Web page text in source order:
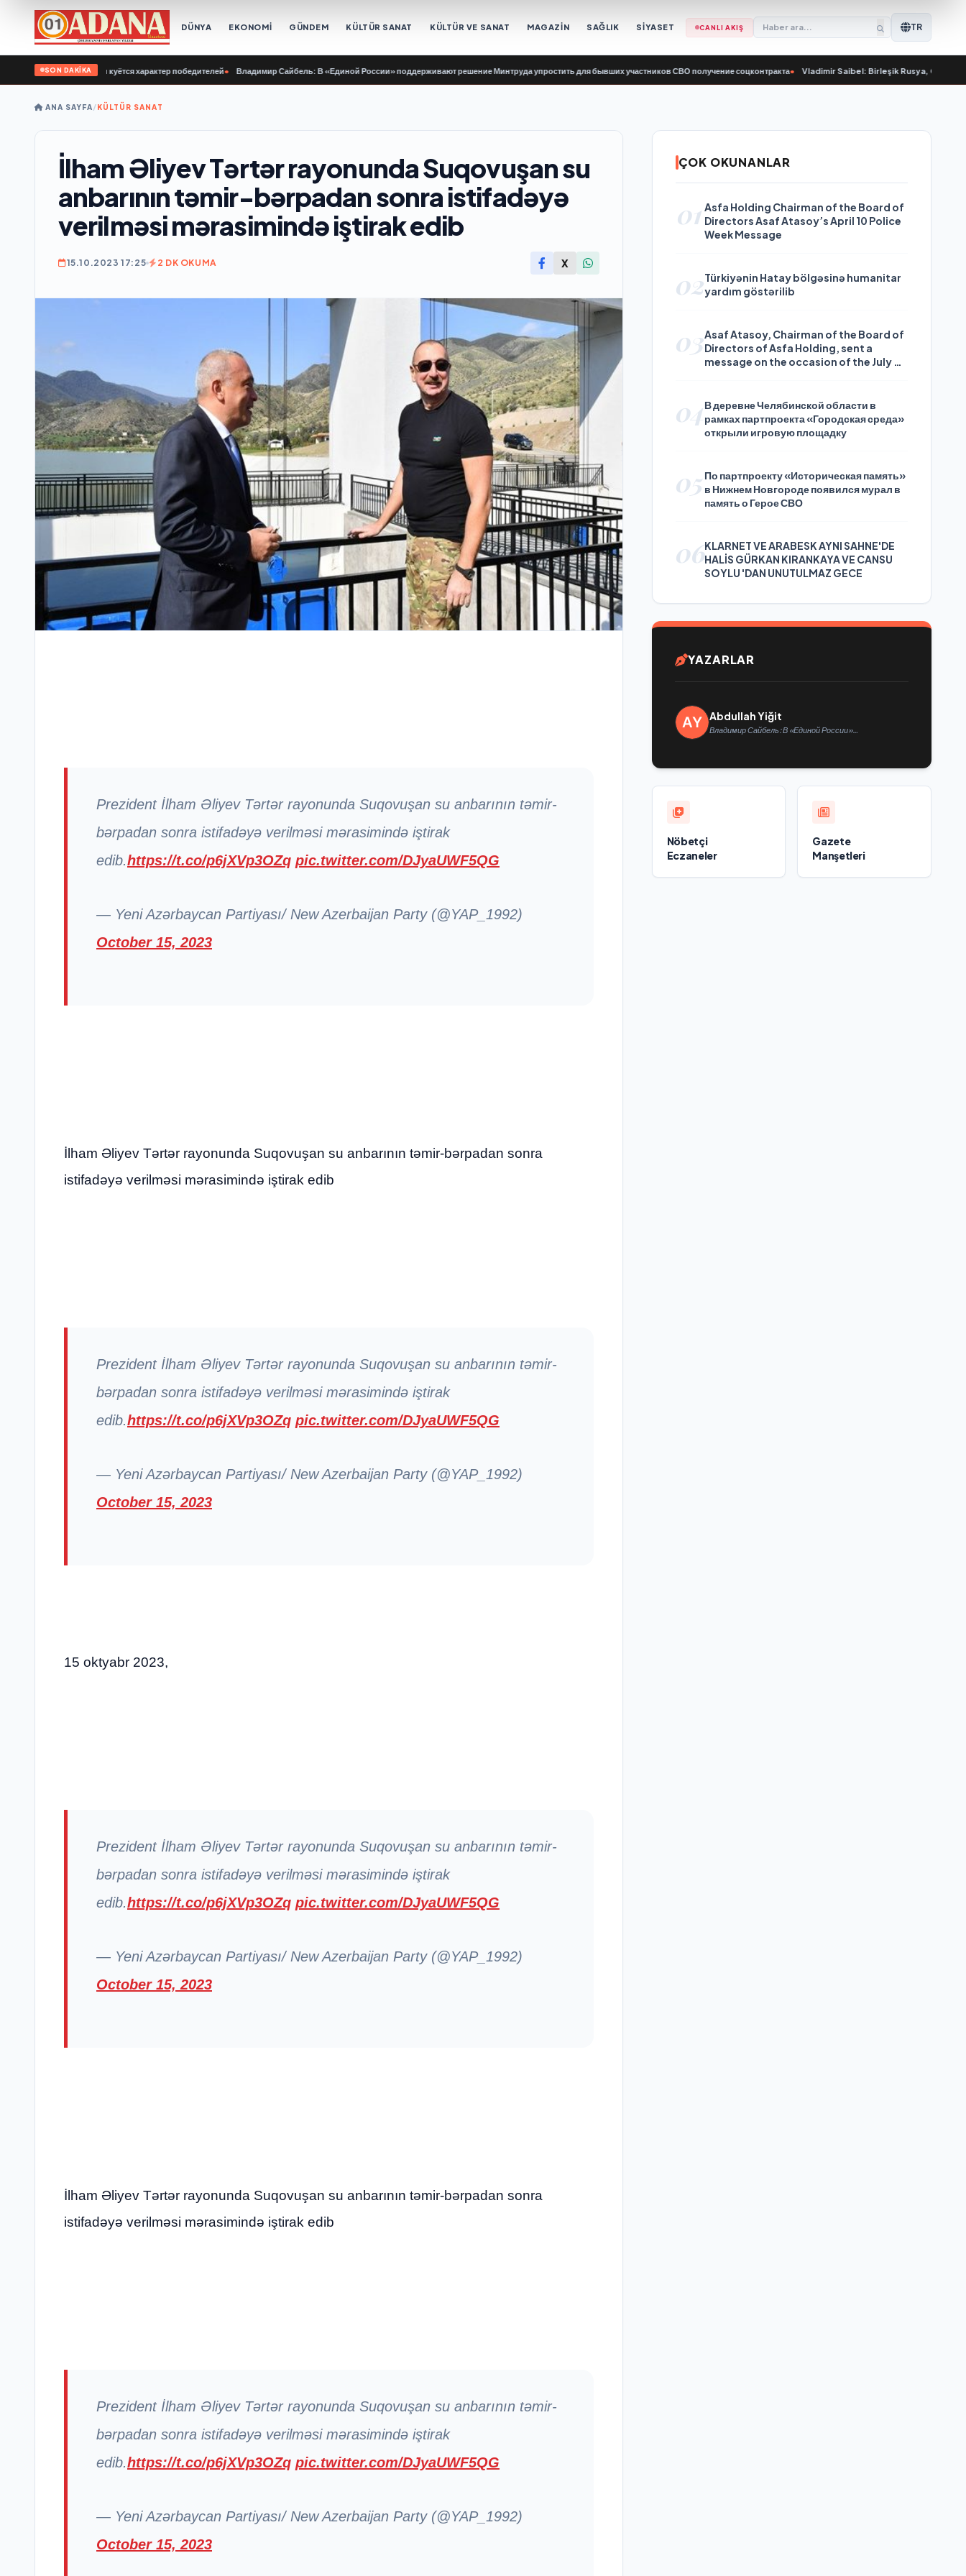
DÜNYA EKONOMİ GÜNDEM KÜLTÜR SANAT KÜLTÜR VE SANAT MAGAZİN SAĞLIK SİYASET CANLI AKIŞ TR
SON DAKİKA
нашей молодёжи куётся характер победителей• Владимир Сайбель: В «Единой России» поддерживают решение Минтруда упростить для бывших участников СВО получение соцконтракта• Vladimir Saibel: Birleşik Rusya, Çalışma
ANA SAYFA/KÜLTÜR SANAT
İlham Əliyev Tərtər rayonunda Suqovuşan su
anbarının təmir-bərpadan sonra istifadəyə
verilməsi mərasimində iştirak edib
15.10.2023 17:25 2 DK OKUMA X
Prezident İlham Əliyev Tərtər rayonunda Suqovuşan su anbarının təmir-
bərpadan sonra istifadəyə verilməsi mərasimində iştirak
edib.https://t.co/p6jXVp3OZq pic.twitter.com/DJyaUWF5QG
— Yeni Azərbaycan Partiyası/ New Azerbaijan Party (@YAP_1992)
October 15, 2023
İlham Əliyev Tərtər rayonunda Suqovuşan su anbarının təmir-bərpadan sonra
istifadəyə verilməsi mərasimində iştirak edib
Prezident İlham Əliyev Tərtər rayonunda Suqovuşan su anbarının təmir-
bərpadan sonra istifadəyə verilməsi mərasimində iştirak
edib.https://t.co/p6jXVp3OZq pic.twitter.com/DJyaUWF5QG
— Yeni Azərbaycan Partiyası/ New Azerbaijan Party (@YAP_1992)
October 15, 2023
15 oktyabr 2023,
Prezident İlham Əliyev Tərtər rayonunda Suqovuşan su anbarının təmir-
bərpadan sonra istifadəyə verilməsi mərasimində iştirak
edib.https://t.co/p6jXVp3OZq pic.twitter.com/DJyaUWF5QG
— Yeni Azərbaycan Partiyası/ New Azerbaijan Party (@YAP_1992)
October 15, 2023
İlham Əliyev Tərtər rayonunda Suqovuşan su anbarının təmir-bərpadan sonra
istifadəyə verilməsi mərasimində iştirak edib
Prezident İlham Əliyev Tərtər rayonunda Suqovuşan su anbarının təmir-
bərpadan sonra istifadəyə verilməsi mərasimində iştirak
edib.https://t.co/p6jXVp3OZq pic.twitter.com/DJyaUWF5QG
— Yeni Azərbaycan Partiyası/ New Azerbaijan Party (@YAP_1992)
October 15, 2023
ÇOK OKUNANLAR
01 Asfa Holding Chairman of the Board of
Directors Asaf Atasoy’s April 10 Police
Week Message
02Türkiyənin Hatay bölgəsinə humanitar
yardım göstərilib
03Asaf Atasoy, Chairman of the Board of
Directors of Asfa Holding, sent a
message on the occasion of the July 24
04В деревне Челябинской области в
рамках партпроекта «Городская среда»
открыли игровую площадку
05 По партпроекту «Историческая память»
в Нижнем Новгороде появился мурал в
память о Герое СВО
06KLARNET VE ARABESK AYNI SAHNE'DE
HALİS GÜRKAN KIRANKAYA VE CANSU
SOYLU 'DAN UNUTULMAZ GECE
YAZARLAR
Abdullah Yiğit
Владимир Сайбель: В «Единой России»
Nöbetçi
Eczaneler
Gazete
Manşetleri